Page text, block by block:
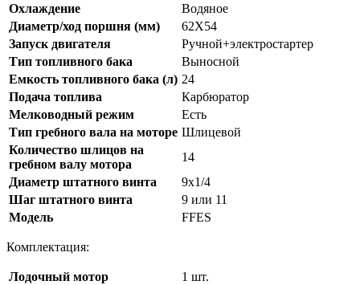
Охлаждение
Водяное
Диаметр/ход поршня (мм)
62X54
Запуск двигателя
Ручной+электростартер
Тип топливного бака
Выносной
Емкость топливного бака (л) 24
Подача топлива
Карбюратор
Мелководный режим
Есть
Тип гребного вала на моторе Шлицевой
Количество шлицов на
гребном валу мотора
14
Диаметр штатного винта
9х1/4
Шаг штатного винта
9 или 11
Модель
FFES
Комплектация:
Лодочный мотор
1 шт.